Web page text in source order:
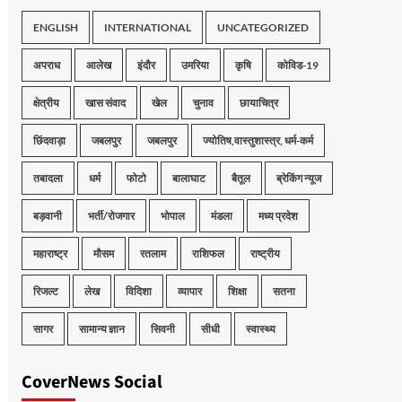
ENGLISH INTERNATIONAL UNCATEGORIZED
अपराध आलेख इंदौर उमरिया कृषि कोविड-19
क्षेत्रीय खास संवाद खेल चुनाव छायाचित्र
छिंदवाड़ा जबलपुर जबलपुर ज्योतिष,वास्तुशास्त्र, धर्म-कर्म
तबादला धर्म फोटो बालाघाट बैतूल ब्रेकिंग न्यूज
बड़वानी भर्ती/रोजगार भोपाल मंडला मध्य प्रदेश
महाराष्ट्र मौसम रतलाम राशिफल राष्ट्रीय
रिजल्ट लेख विदिशा व्यापार शिक्षा सतना
सागर सामान्य ज्ञान सिवनी सीधी स्वास्थ्य
CoverNews Social